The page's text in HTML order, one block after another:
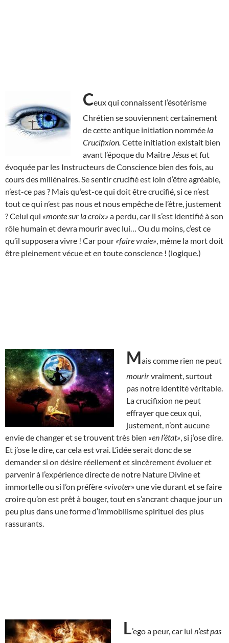
Ceux qui connaissent l’ésotérisme
Chrétien se souviennent certainement
de cette antique initiation nommée la
Crucifixion. Cette initiation existait bien
avant l’époque du Maître Jésuset fut
évoquée par les Instructeurs de Conscience bien des fois, au
cours des millénaires. Se sentir crucifié est loin d’être agréable,
n’est-ce pas ? Mais qu’est-ce qui doit être crucifié, si ce n’est
tout ce qui n’est pas nous et nous empêche de l’être, justement
? Celui qui «monte sur la croix» a perdu, car il s’est identifié à son
rôle humain et devra mourir avec lui… Ou du moins, c’est ce
qu’il supposera vivre ! Car pour «faire vraie» , même la mort doit
être pleinement vécue et en toute conscience ! (logique.)
Mais comme rien ne peut
mourirvraiment, surtout
pas notre identité véritable.
La crucifixion ne peut
effrayer que ceux qui,
justement, n’ont aucune
envie de changer et se trouvent très bien «en l’état» , si j’ose dire.
Et j’ose le dire, car cela est vrai. L’idée serait donc de se
demander si on désire réellement et sincèrement évoluer et
parvenir à l’expérience directe de notre Nature Divine et
immortelle ou si l’on préfère «vivoter» une vie durant et se faire
croire qu’on est prêt à bouger, tout en s’ancrant chaque jour un
peu plus dans une forme d’immobilisme spirituel des plus
rassurants.
L’ego a peur, car lui n’est pas